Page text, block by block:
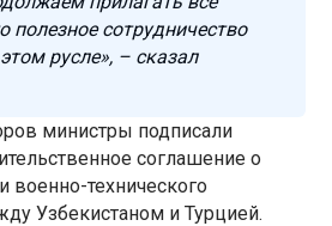
полезное сотрудничество
русле», – сказал
министры подписали
соглашение о
военно-технического
Узбекистаном и Турцией.